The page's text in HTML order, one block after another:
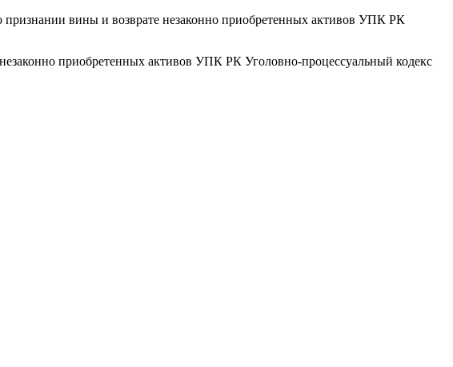
признании вины и возврате незаконно приобретенных активов УПК РК
приобретенных активов УПК РК Уголовно-процессуальный кодекс